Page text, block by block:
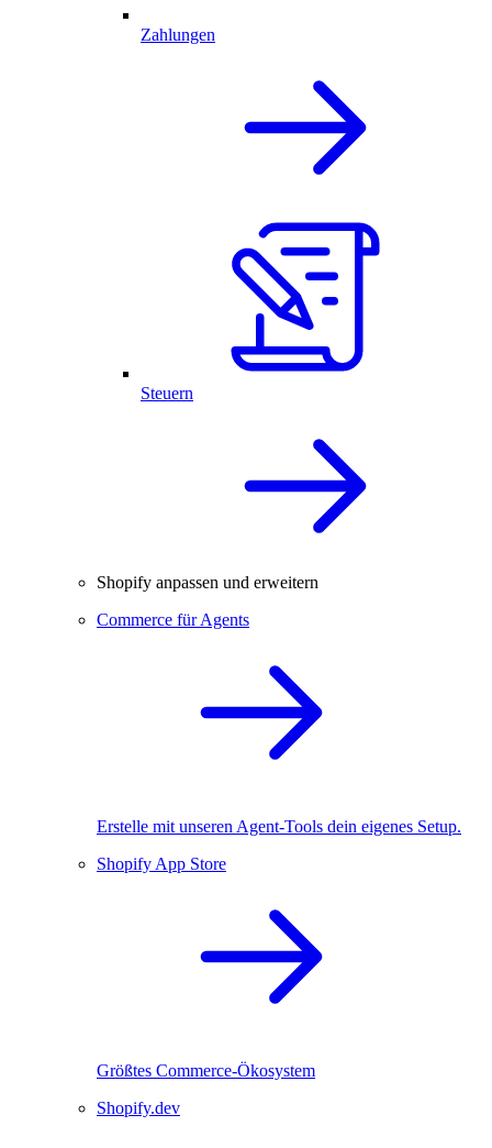
Zahlungen
Steuern
Shopify anpassen und erweitern
Commerce für Agents
Erstelle mit unseren Agent-Tools dein eigenes Setup.
Shopify App Store
Größtes Commerce-Ökosystem
Shopify.dev